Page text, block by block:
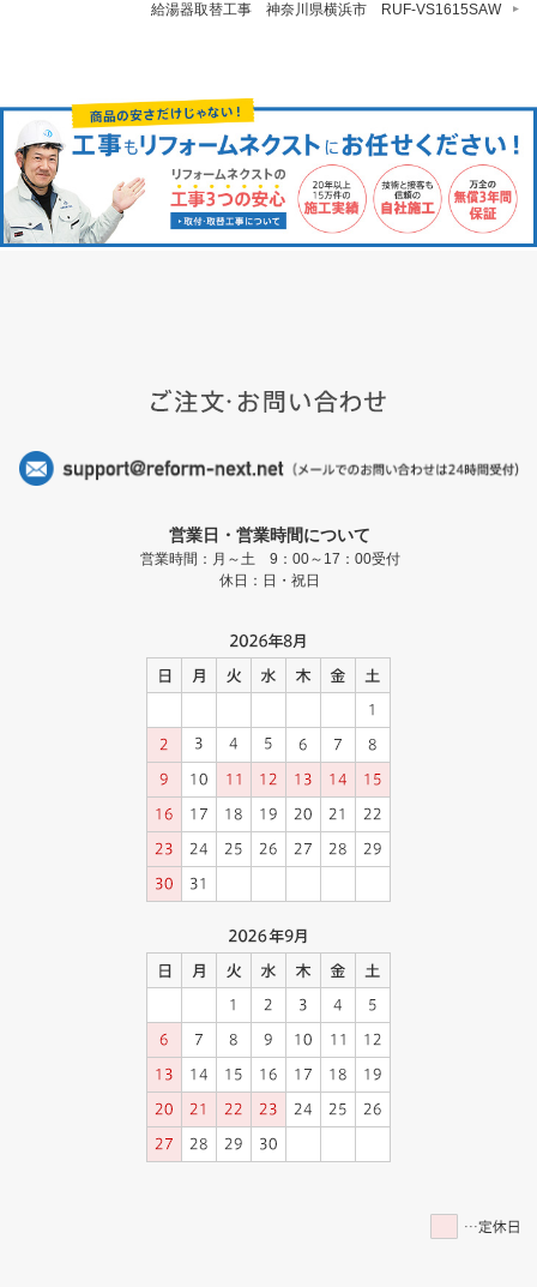
給湯器取替工事 神奈川県横浜市 RUF-VS1615SAW
営業日・営業時間について
営業時間：月～土 9：00～17：00受付
休日：日・祝日